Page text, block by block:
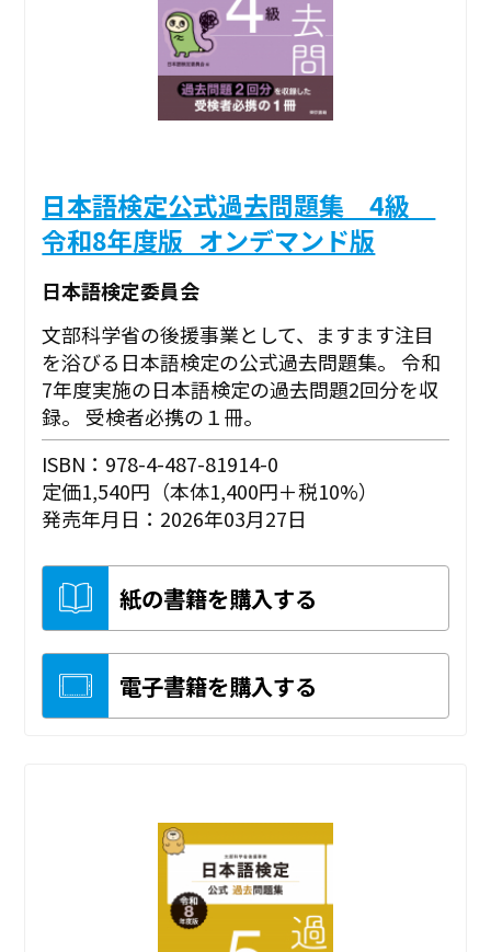
日本語検定公式過去問題集 4級
令和8年度版_オンデマンド版
日本語検定委員会
文部科学省の後援事業として、ますます注目
を浴びる日本語検定の公式過去問題集。 令和
7年度実施の日本語検定の過去問題2回分を収
録。 受検者必携の１冊。
ISBN：978-4-487-81914-0
定価1,540円（本体1,400円＋税10%）
発売年月日：2026年03月27日
紙の書籍を購入する
電子書籍を購入する